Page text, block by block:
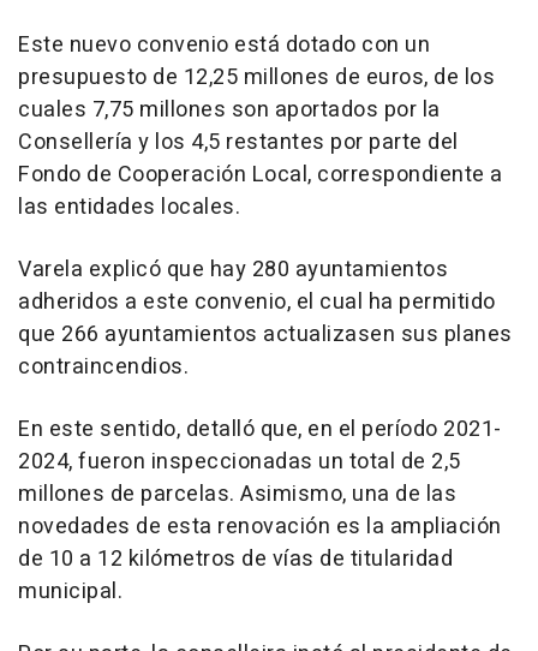
Este nuevo convenio está dotado con un
presupuesto de 12,25 millones de euros, de los
cuales 7,75 millones son aportados por la
Consellería y los 4,5 restantes por parte del
Fondo de Cooperación Local, correspondiente a
las entidades locales.
Varela explicó que hay 280 ayuntamientos
adheridos a este convenio, el cual ha permitido
que 266 ayuntamientos actualizasen sus planes
contraincendios.
En este sentido, detalló que, en el período 2021-
2024, fueron inspeccionadas un total de 2,5
millones de parcelas. Asimismo, una de las
novedades de esta renovación es la ampliación
de 10 a 12 kilómetros de vías de titularidad
municipal.